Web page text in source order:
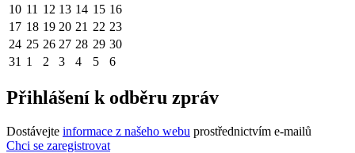
10 11 12 13 14 15 16
17 18 19 20 21 22 23
24 25 26 27 28 29 30
31 1 2 3 4 5 6
Přihlášení k odběru zpráv
Dostávejte informace z našeho webu prostřednictvím e-mailů
Chci se zaregistrovat